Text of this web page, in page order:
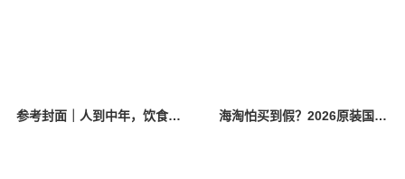
参考封面｜人到中年，饮食该如何调整？ 海淘怕买到假？2026原装国产羊奶粉靠谱的正规品牌有哪些？